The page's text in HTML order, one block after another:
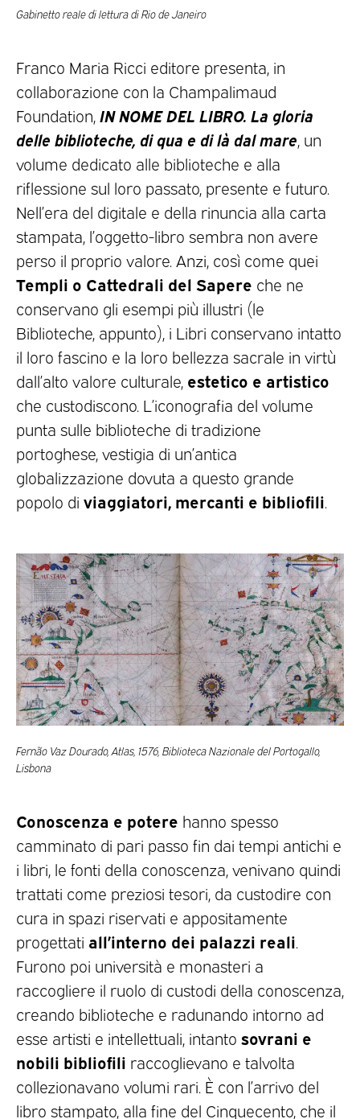
Gabinetto reale di lettura di Rio de Janeiro
Franco Maria Ricci editore presenta, in
collaborazione con la Champalimaud
Foundation, IN NOME DEL LIBRO. La gloria
delle biblioteche, di qua e di là dal mare , un
volume dedicato alle biblioteche e alla
riflessione sul loro passato, presente e futuro.
Nell’era del digitale e della rinuncia alla carta
stampata, l’oggetto-libro sembra non avere
perso il proprio valore. Anzi, così come quei
Templi o Cattedrali del Sapere che ne
conservano gli esempi più illustri (le
Biblioteche, appunto), i Libri conservano intatto
il loro fascino e la loro bellezza sacrale in virtù
dall’alto valore culturale, estetico e artistico
che custodiscono. L’iconografia del volume
punta sulle biblioteche di tradizione
portoghese, vestigia di un’antica
globalizzazione dovuta a questo grande
popolo di viaggiatori, mercanti e bibliofili
Fernão Vaz Dourado, Atlas, 1576, Biblioteca Nazionale del Portogallo,
Lisbona
Conoscenza e potere hanno spesso
camminato di pari passo fin dai tempi antichi e
i libri, le fonti della conoscenza, venivano quindi
trattati come preziosi tesori, da custodire con
cura in spazi riservati e appositamente
progettati all’interno dei palazzi reali.
Furono poi università e monasteri a
raccogliere il ruolo di custodi della conoscenza,
creando biblioteche e radunando intorno ad
esse artisti e intellettuali, intanto sovrani e
nobili bibliofili raccoglievano e talvolta
collezionavano volumi rari. È con l’arrivo del
libro stampato, alla fine del Cinquecento, che il